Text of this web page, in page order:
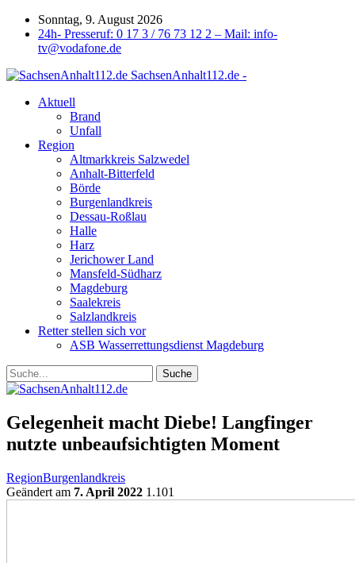
Sonntag, 9. August 2026
24h- Presseruf: 0 17 3 / 76 73 12 2 – Mail: info-
tv@vodafone.de
SachsenAnhalt112.de -
Aktuell
Brand
Unfall
Region
Altmarkkreis Salzwedel
Anhalt-Bitterfeld
Börde
Burgenlandkreis
Dessau-Roßlau
Halle
Harz
Jerichower Land
Mansfeld-Südharz
Magdeburg
Saalekreis
Salzlandkreis
Retter stellen sich vor
ASB Wasserrettungsdienst Magdeburg
Gelegenheit macht Diebe! Langfinger
nutzte unbeaufsichtigten Moment
RegionBurgenlandkreis
Geändert am 7. April 2022 1.101